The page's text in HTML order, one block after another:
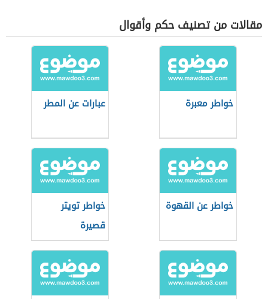
مقالات من تصنيف حكم وأقوال
خواطر معبرة عبارات عن المطر
خواطر عن القهوة
خواطر تويتر
قصيرة